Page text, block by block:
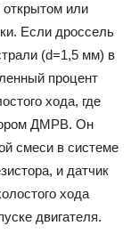
открытом или
Если дроссель
(d=1,5 мм) в
процент
хода, где
ДМРВ. Он
смеси в системе
и датчик
хода
двигателя.